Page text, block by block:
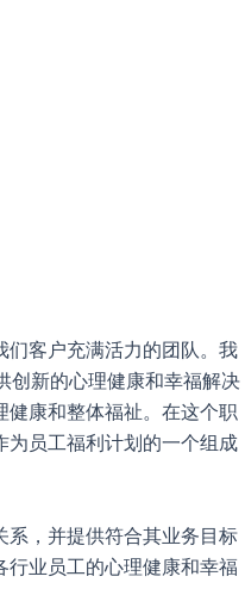
们客户充满活力的团队。我
创新的心理健康和幸福解决
健康和整体福祉。在这个职
为员工福利计划的一个组成
系，并提供符合其业务目标
行业员工的心理健康和幸福